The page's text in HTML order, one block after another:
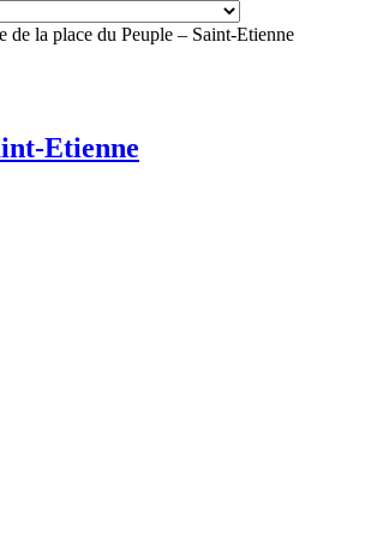
de la place du Peuple – Saint-Etienne
Etienne